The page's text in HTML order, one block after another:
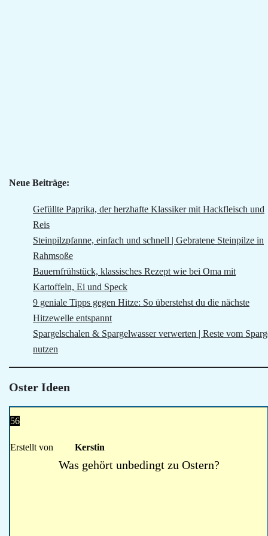
Neue Beiträge:
Gefüllte Paprika, der herzhafte Klassiker mit Hackfleisch und
Reis
Steinpilzpfanne, einfach und schnell | Gebratene Steinpilze in
Rahmsoße
Bauernfrühstück, klassisches Rezept wie bei Oma mit
Kartoffeln, Ei und Speck
9 geniale Tipps gegen Hitze: So überstehst du die nächste
Hitzewelle entspannt
Spargelschalen & Spargelwasser verwerten | Reste vom
nutzen
Oster Ideen
56
Erstellt von Kerstin
Was gehört unbedingt zu Ostern?